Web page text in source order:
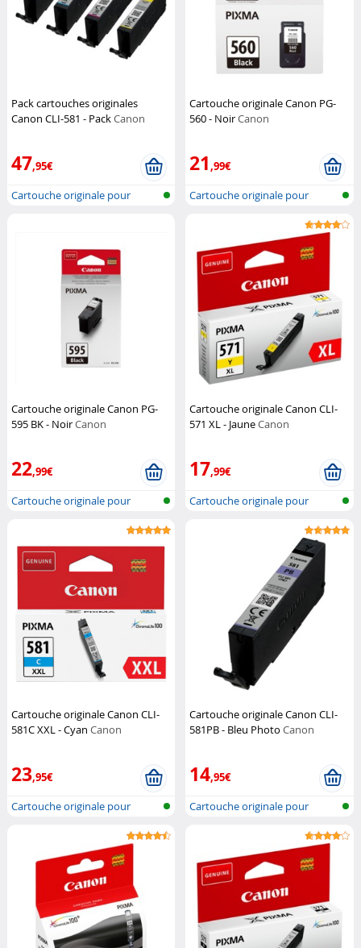
Pack cartouches originales
Canon CLI-581 - PackCanon
47,95€
Cartouche originale pour
Cartouche originale Canon PG-
560 - NoirCanon
21,99€
Cartouche originale pour
Cartouche originale Canon PG-
595 BK - NoirCanon
22,99€
Cartouche originale pour
Cartouche originale Canon CLI-
571 XL - JauneCanon
17,99€
Cartouche originale pour
Cartouche originale Canon CLI-
581C XXL - Cyan Canon
23,95€
Cartouche originale pour
Cartouche originale Canon CLI-
581PB - Bleu PhotoCanon
14,95€
Cartouche originale pour